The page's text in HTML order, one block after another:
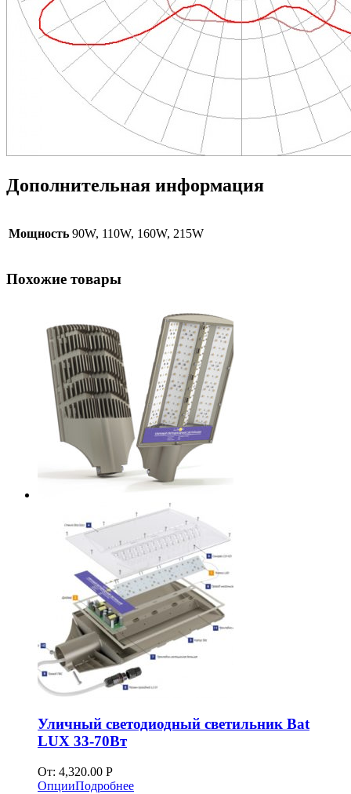
Дополнительная информация
Мощность 90W, 110W, 160W, 215W
Похожие товары
Уличный светодиодный светильник Bat
LUX 33-70Вт
От: 4,320.00 Р
ОпцииПодробнее